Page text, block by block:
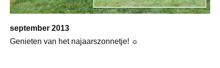
september 2013
Genieten van het najaarszonnetje! ☼